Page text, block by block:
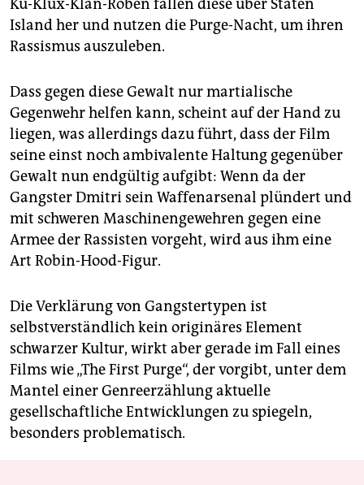
Ku-Klux-Klan-Roben fallen diese über Staten
Island her und nutzen die Purge-Nacht, um ihren
Rassismus auszuleben.
Dass gegen diese Gewalt nur martialische
Gegenwehr helfen kann, scheint auf der Hand zu
liegen, was allerdings dazu führt, dass der Film
seine einst noch ambivalente Haltung gegenüber
Gewalt nun endgültig aufgibt: Wenn da der
Gangster Dmitri sein Waffenarsenal plündert und
mit schweren Maschinengewehren gegen eine
Armee der Rassisten vorgeht, wird aus ihm eine
Art Robin-Hood-Figur.
Die Verklärung von Gangster­typen ist
selbstverständlich kein originäres Element
schwarzer Kultur, wirkt aber gerade im Fall eines
Films wie „The First Purge“, der vorgibt, unter dem
Mantel einer Genreerzählung aktuelle
gesellschaftliche Entwicklungen zu spiegeln,
besonders problematisch.